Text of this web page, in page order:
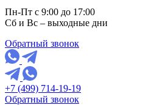
Пн-Пт с 9:00 до 17:00
Сб и Вс – выходные дни
Обратный звонок
+7 (499) 714-19-19
Обратный звонок